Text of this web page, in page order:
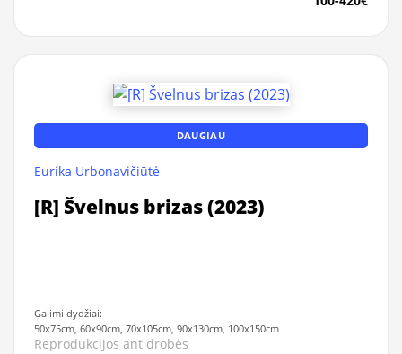
DAUGIAU
Eurika Urbonavičiūtė
[R] Švelnus brizas (2023)
Galimi dydžiai:
50x75cm, 60x90cm, 70x105cm, 90x130cm, 100x150cm
Reprodukcijos ant drobės